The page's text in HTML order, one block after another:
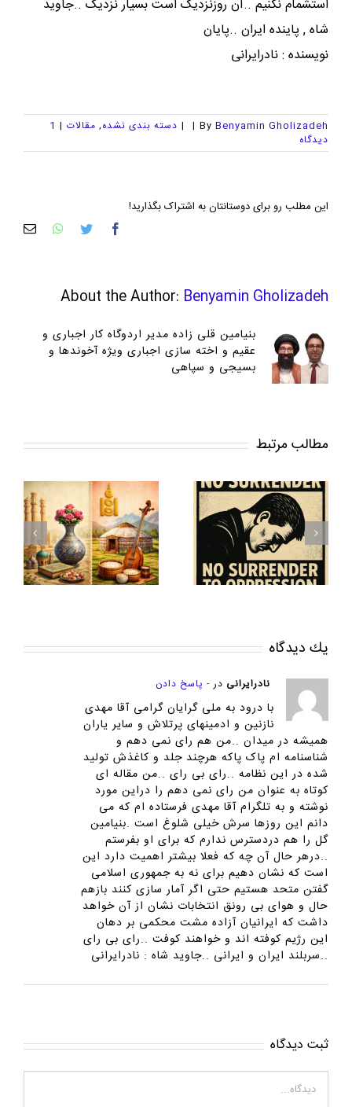
استشمام نکنیم ..آن روزنزدیک است بسیار نزدیک ..جاوید
شاه , پاینده ایران ..پایان
نویسنده : نادرایرانی
By Benyamin Gholizadeh
|
| دسته بندی نشده, مقالات |
1
ديدگاه
این مطلب رو برای دوستانتان به اشتراک بگذارید!
facebook
twitter
whatsapp
About the Author: Benyamin Gholizadeh
بنیامین قلی زاده مدیر اردوگاه کار اجباری و
عقیم و اخته سازی اجباری ویژه آخوندها و
بسیجی و سپاهی
مطالب مرتبط
تولد یک شعار از دل
خیابان ( سر خم قدغن)
نرم در اپوزیسیون ایرانی
نویسنده و پژوهشگر حوزه
سیاست و علوم اجتماعی:
ساموئل(پیمان)سلاحی
مطالعهٔ موردی: مهسا
نظری گلگانی و سازوکار
يك ديدگاه
نادرایرانی در - پاسخ دادن
با درود به ملی گرایان گرامی آقا مهدی
نازنین و ادمینهای پرتلاش و سایر یاران
همیشه در میدان ..من هم رای نمی دهم و
شناسنامه ام پاک پاکه هرچند جلد و کاغذش تولید
شده در این نظامه ..رای بی رای ..من مقاله ای
کوتاه به عنوان من رای نمی دهم را دراین مورد
نوشته و به تلگرام آقا مهدی فرستاده ام که می
دانم این روزها سرش خیلی شلوغ است .بنیامین
گل را هم دردسترس ندارم که برای او بفرستم
..درهر حال آن چه که فعلا بیشتر اهمیت دارد این
است که نشان دهیم برای نه به جمهوری اسلامی
گفتن متحد هستیم حتی اگر آمار سازی کنند بازهم
حال و هوای بی رونق انتخابات نشان از آن خواهد
داشت که ایرانیان آزاده مشت محکمی بر دهان
این رژیم کوفته اند و خواهند کوفت ..رای بی رای
..سربلند ایران و ایرانی ..جاوید شاه : نادرایرانی
ثبت ديدگاه
Comment